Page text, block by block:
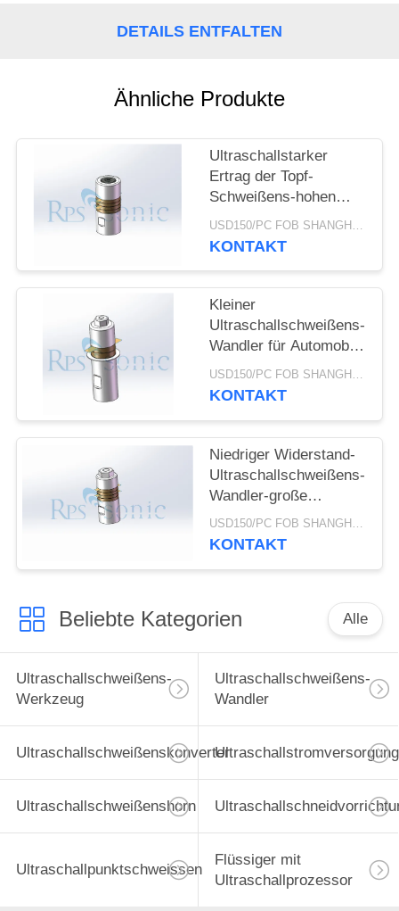
DETAILS ENTFALTEN
Ähnliche Produkte
Ultraschallstarker
Ertrag der Topf-
Schweißens-hohen
Leistung des wandler-
28khz 800W
USD150/PC FOB SHANGHAI MOQ:1pcs
KONTAKT
Kleiner
Ultraschallschweißens-
Wandler für Automobil-
Innenraum-Ordnung
USD150/PC FOB SHANGHAI MOQ:1pcs
KONTAKT
Niedriger Widerstand-
Ultraschallschweißens-
Wandler-große
Umfangs-Dichtung
USD150/PC FOB SHANGHAI MOQ:1pcs
KONTAKT
Beliebte Kategorien Alle
Ultraschallschweißens-
Werkzeug
Ultraschallschweißens-
Wandler
UltraschallschweißenskonverterUltraschallstromversorgung
Ultraschallschweißenshorn
Ultraschallpunktschweissen
Flüssiger mit
Ultraschallprozessor